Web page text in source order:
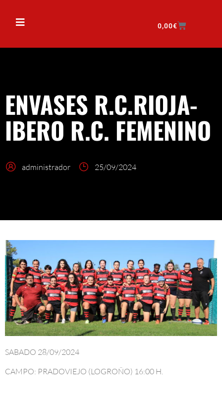
0,00€
ENVASES R.C.RIOJA-
IBERO R.C. FEMENINO
administrador 25/09/2024
SABADO 28/09/2024
CAMPO: PRADOVIEJO (LOGROÑO) 16:00 H.